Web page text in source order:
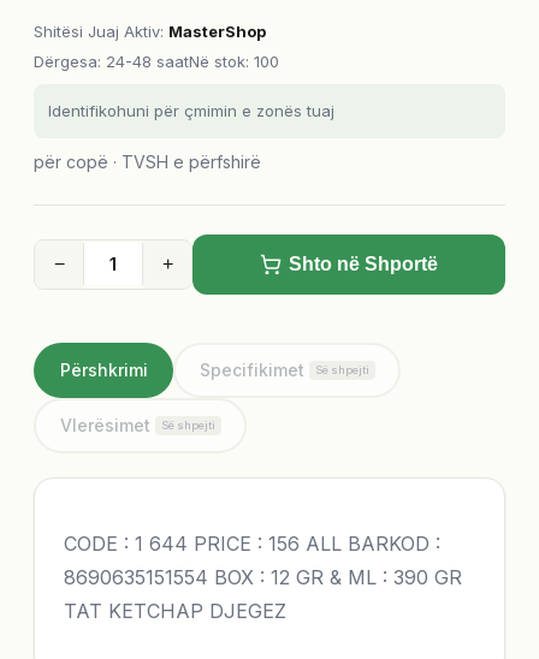
Shitësi Juaj Aktiv: MasterShop
Dërgesa: 24-48 saatNë stok: 100
Identifikohuni për çmimin e zonës tuaj
për copë · TVSH e përfshirë
− + Shto në Shportë
Përshkrimi Specifikimet Së shpejti
Vlerësimet Së shpejti
CODE : 1 644 PRICE : 156 ALL BARKOD :
8690635151554 BOX : 12 GR & ML : 390 GR
TAT KETCHAP DJEGEZ